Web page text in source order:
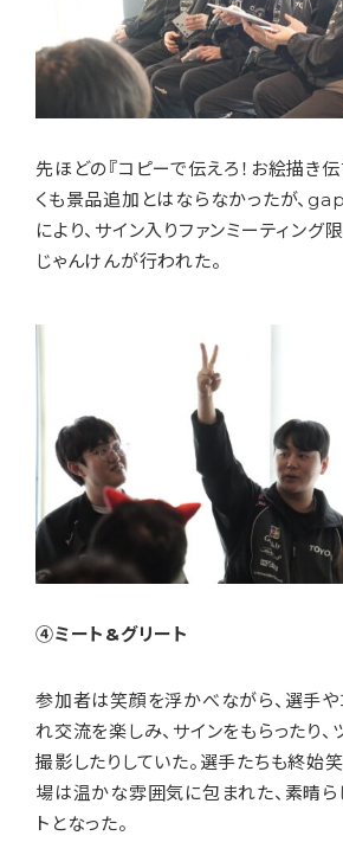
先ほどの『コピーで伝えろ！お絵描き
くも景品追加とはならなかったが、
により、サイン入りファンミーティング
じゃんけんが行われた。
④ミート&グリート
参加者は笑顔を浮かべながら、選手
れ交流を楽しみ、サインをもらったり、
撮影したりしていた。選手たちも終始
場は温かな雰囲気に包まれた、素晴ら
トとなった。